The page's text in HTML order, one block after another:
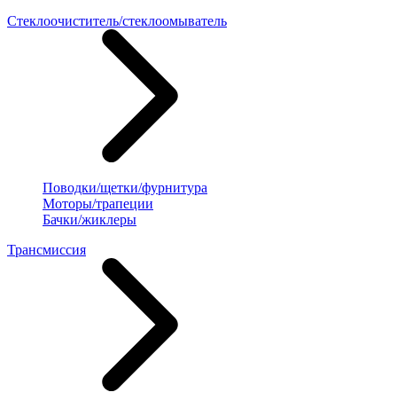
Стеклоочиститель/стеклоомыватель
Поводки/щетки/фурнитура
Моторы/трапеции
Бачки/жиклеры
Трансмиссия